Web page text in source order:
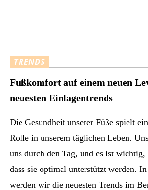
TRENDS
Fußkomfort auf einem neuen
neuesten Einlagentrends
Die Gesundheit unserer Füße spielt
Rolle in unserem täglichen Leben.
uns durch den Tag, und es ist wichtig,
dass sie optimal unterstützt werden.
werden wir die neuesten Trends im